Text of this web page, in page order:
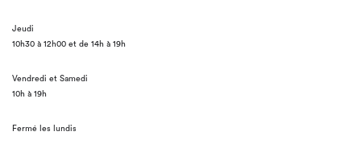
Jeudi
10h30 à 12h00 et de 14h à 19h
Vendredi et Samedi
10h à 19h
Fermé les lundis